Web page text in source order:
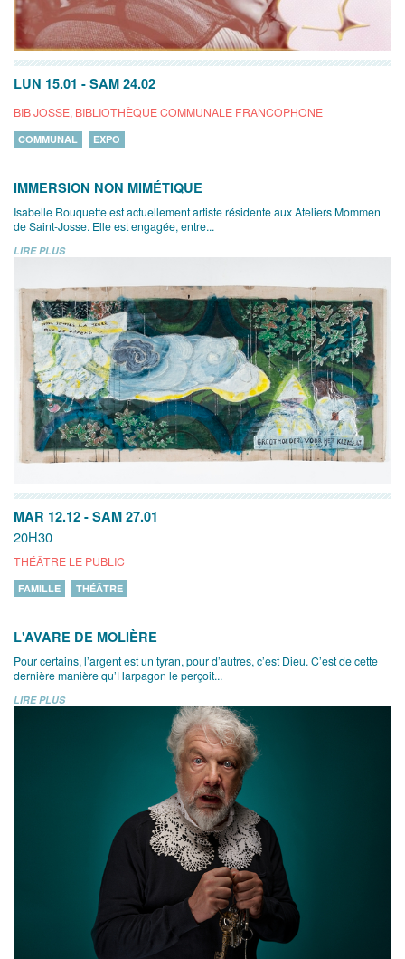
LUN 15.01 - SAM 24.02
BIB JOSSE, BIBLIOTHÈQUE COMMUNALE FRANCOPHONE
COMMUNAL EXPO
IMMERSION NON MIMÉTIQUE
Isabelle Rouquette est actuellement artiste résidente aux Ateliers Mommen
de Saint-Josse. Elle est engagée, entre...
LIRE PLUS
MAR 12.12 - SAM 27.01
20H30
THÉÂTRE LE PUBLIC
FAMILLE THÉÂTRE
L'AVARE DE MOLIÈRE
Pour certains, l’argent est un tyran, pour d’autres, c’est Dieu. C’est de cette
dernière manière qu’Harpagon le perçoit...
LIRE PLUS